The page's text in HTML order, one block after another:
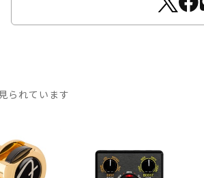
られています